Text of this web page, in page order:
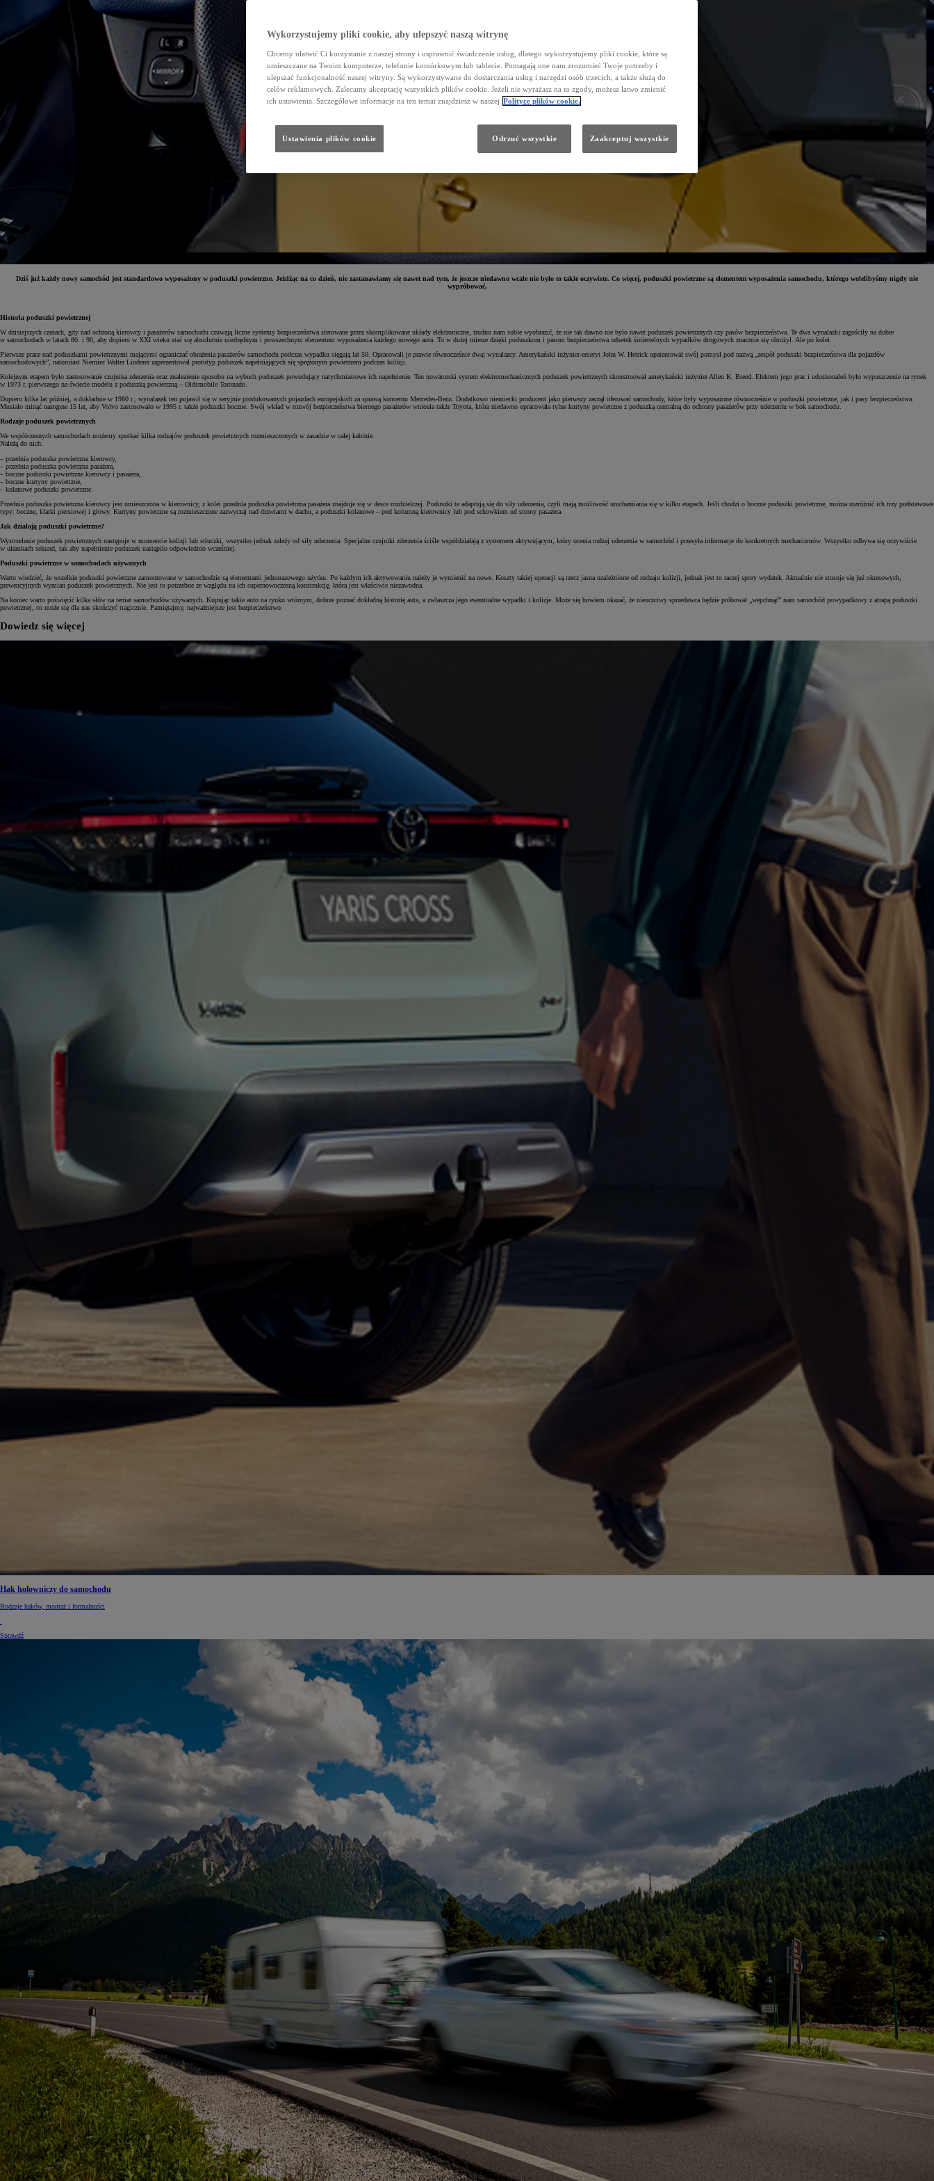
81 900 zł
Dziś już każdy nowy samochód jest standardowo wyposażony w poduszki powietrzne. Jeżdżąc na co dzień, nie zastanawiamy się nawet nad tym, że jeszcze niedawno wcale nie było to takie oczywiste. Co więcej, poduszki powietrzne są elementem wyposażenia samochodu, którego wolelibyśmy nigdy nie
wypróbować.
Historia poduszki powietrznej
W dzisiejszych czasach, gdy nad ochroną kierowcy i pasażerów samochodu czuwają liczne systemy bezpieczeństwa sterowane przez skomplikowane układy elektroniczne, trudno nam sobie wyobrazić, że nie tak dawno nie było nawet poduszek powietrznych czy pasów bezpieczeństwa. Te dwa wynalazki zagościły na dobre
w samochodach w latach 80. i 90, aby dopiero w XXI wieku stać się absolutnie niezbędnym i powszechnym elementem wyposażenia każdego nowego auta. To w dużej mierze dzięki poduszkom i pasom bezpieczeństwa odsetek śmiertelnych wypadków drogowych znacznie się obniżył. Ale po kolei.
Pierwsze prace nad poduszkami powietrznymi mającymi ograniczać obrażenia pasażerów samochodu podczas wypadku sięgają lat 50. Opracowali je prawie równocześnie dwaj wynalazcy. Amerykański inżynier-emeryt John W. Hetrick opatentował swój pomysł pod nazwą „zespół poduszki bezpieczeństwa dla pojazdów
samochodowych”, natomiast Niemiec Walter Linderer zaprezentował prototyp poduszek napełniających się sprężonym powietrzem podczas kolizji.
Kolejnym etapem było zastosowanie czujnika zderzenia oraz znalezienie sposobu na wybuch poduszek powodujący natychmiastowe ich napełnienie. Ten nowatorski system elektromechanicznych poduszek powietrznych skonstruował amerykański inżynier Allen K. Breed. Efektem jego prac i udoskonaleń było wypuszczenie na rynek
w 1973 r. pierwszego na świecie modelu z poduszką powietrzną – Oldsmobile Toronado.
Dopiero kilka lat później, a dokładnie w 1980 r., wynalazek ten pojawił się w seryjnie produkowanych pojazdach europejskich za sprawą koncernu Mercedes-Benz. Dodatkowo niemiecki producent jako pierwszy zaczął oferować samochody, które były wyposażone równocześnie w poduszki powietrzne, jak i pasy bezpieczeństwa.
Musiało minąć następne 15 lat, aby Volvo zastosowało w 1995 r. także poduszki boczne. Swój wkład w rozwój bezpieczeństwa biernego pasażerów wniosła także Toyota, która niedawno opracowała tylne kurtyny powietrzne z poduszką centralną do ochrony pasażerów przy uderzeniu w bok samochodu.
Rodzaje poduszek powietrznych
We współczesnych samochodach możemy spotkać kilka rodzajów poduszek powietrznych rozmieszczonych w zasadzie w całej kabinie.
Należą do nich:
– przednia poduszka powietrzna kierowcy,
– przednia poduszka powietrzna pasażera,
– boczne poduszki powietrzne kierowcy i pasażera,
– boczne kurtyny powietrzne,
– kolanowe poduszki powietrzne.
Przednia poduszka powietrzna kierowcy jest umieszczona w kierownicy, z kolei przednia poduszka powietrzna pasażera znajduje się w desce rozdzielczej. Poduszki te adaptują się do siły uderzenia, czyli mają możliwość uruchamiania się w kilku etapach. Jeśli chodzi o boczne poduszki powietrzne, można rozróżnić ich trzy podstawowe
typy: boczne, klatki piersiowej i głowy. Kurtyny powietrzne są rozmieszczone zazwyczaj nad drzwiami w dachu, a poduszki kolanowe – pod kolumną kierownicy lub pod schowkiem od strony pasażera.
Jak działają poduszki powietrzne?
Wystrzelenie poduszek powietrznych następuje w momencie kolizji lub stłuczki, wszystko jednak zależy od siły uderzenia. Specjalne czujniki zderzenia ściśle współdziałają z systemem aktywującym, który ocenia rodzaj uderzenia w samochód i przesyła informacje do konkretnych mechanizmów. Wszystko odbywa się oczywiście
w ułamkach sekund, tak aby napełnienie poduszek nastąpiło odpowiednio wcześniej.
Poduszki powietrzne w samochodach używanych
Warto wiedzieć, że wszelkie poduszki powietrzne zamontowane w samochodzie są elementami jednorazowego użytku. Po każdym ich aktywowaniu należy je wymienić na nowe. Koszty takiej operacji są rzecz jasna uzależnione od rodzaju kolizji, jednak jest to raczej spory wydatek. Aktualnie nie stosuje się już okresowych,
prewencyjnych wymian poduszek powietrznych. Nie jest to potrzebne ze względu na ich supernowoczesną konstrukcję, która jest właściwie niezawodna.
Na koniec warto poświęcić kilka słów na temat samochodów używanych. Kupując takie auto na rynku wtórnym, dobrze poznać dokładną historię auta, a zwłaszcza jego ewentualne wypadki i kolizje. Może się bowiem okazać, że nieuczciwy sprzedawca będzie próbował „wepchnąć” nam samochód powypadkowy z atrapą poduszki
powietrznej, co może się dla nas skończyć tragicznie. Pamiętajmy, najważniejsze jest bezpieczeństwo.
Dowiedz się więcej
Hak holowniczy do samochodu
Rodzaje haków, montaż i formalności
Sprawdź
Wykorzystujemy pliki cookie, aby ulepszyć naszą witrynę
Chcemy ułatwić Ci korzystanie z naszej strony i usprawnić świadczenie usług, dlatego wykorzystujemy pliki cookie, które są
umieszczane na Twoim komputerze, telefonie komórkowym lub tablecie. Pomagają one nam zrozumieć Twoje potrzeby i
ulepszać funkcjonalność naszej witryny. Są wykorzystywane do dostarczania usług i narzędzi osób trzecich, a także służą do
celów reklamowych. Zalecamy akceptację wszystkich plików cookie. Jeżeli nie wyrażasz na to zgody, możesz łatwo zmienić
ich ustawienia. Szczegółowe informacje na ten temat znajdziesz w naszej Polityce plików cookie.
Ustawienia plików cookie Odrzuć wszystkie Zaakceptuj wszystkie